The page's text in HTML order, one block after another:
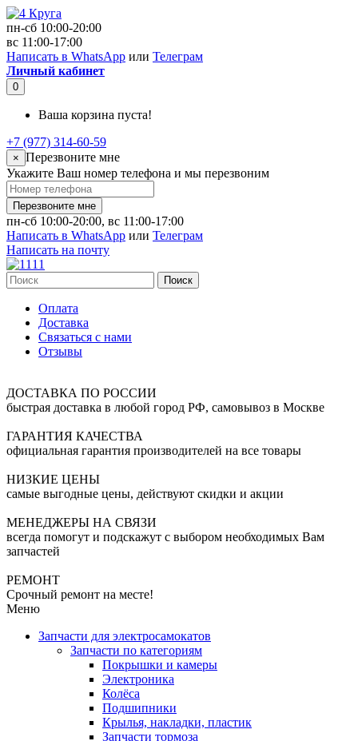
пн-сб 10:00-20:00
вс 11:00-17:00
Написать в WhatsApp или Телеграм
Личный кабинет
0
Ваша корзина пуста!
+7 (977) 314-60-59
× Перезвоните мне
Укажите Ваш номер телефона и мы перезвоним
Перезвоните мне
пн-сб 10:00-20:00, вс 11:00-17:00
Написать в WhatsApp или Телеграм
Написать на почту
Поиск
Оплата
Доставка
Связаться с нами
Отзывы
ДОСТАВКА ПО РОССИИ
быстрая доставка в любой город РФ, самовывоз в Москве
ГАРАНТИЯ КАЧЕСТВА
официальная гарантия производителей на все товары
НИЗКИЕ ЦЕНЫ
самые выгодные цены, действуют скидки и акции
МЕНЕДЖЕРЫ НА СВЯЗИ
всегда помогут и подскажут с выбором необходимых Вам
запчастей
РЕМОНТ
Срочный ремонт на месте!
Меню
Запчасти для электросамокатов
Запчасти по категориям
Покрышки и камеры
Электроника
Колёса
Подшипники
Крылья, накладки, пластик
Запчасти тормоза